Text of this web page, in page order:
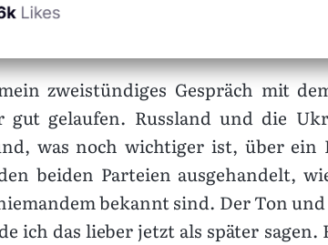
zweistündiges Gespräch mit
gut gelaufen. Russland und die
was noch wichtiger ist, über ein
beiden Parteien ausgehandelt,
bekannt sind. Der Ton
ich das lieber jetzt als später